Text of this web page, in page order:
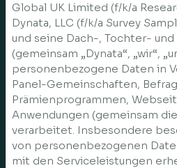
Global UK Limited (f/k/a
Dynata, LLC (f/k/a Survey
und seine Dach-, Tochter-
(gemeinsam „Dynata“, „wir“,
personenbezogene Daten in
Panel-Gemeinschaften,
Prämienprogrammen,
Anwendungen (gemeinsam
verarbeitet. Insbesondere
von personenbezogenen
mit den Serviceleistungen